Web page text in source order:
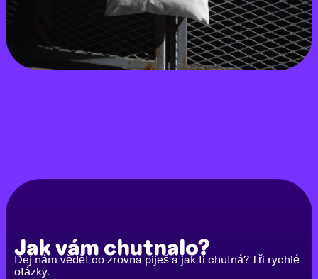
Jak vám chutnalo?
Dej nám vědět co zrovna piješ a jak ti chutná? Tři rychlé
otázky.